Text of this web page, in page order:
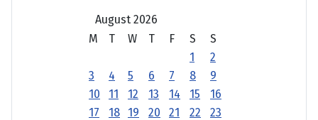
August 2026
M
T W T F S
S
1
2
3
4 5 6 7 8
9
10
11 12 13 14 15
16
17
18 19 20 21 22
23